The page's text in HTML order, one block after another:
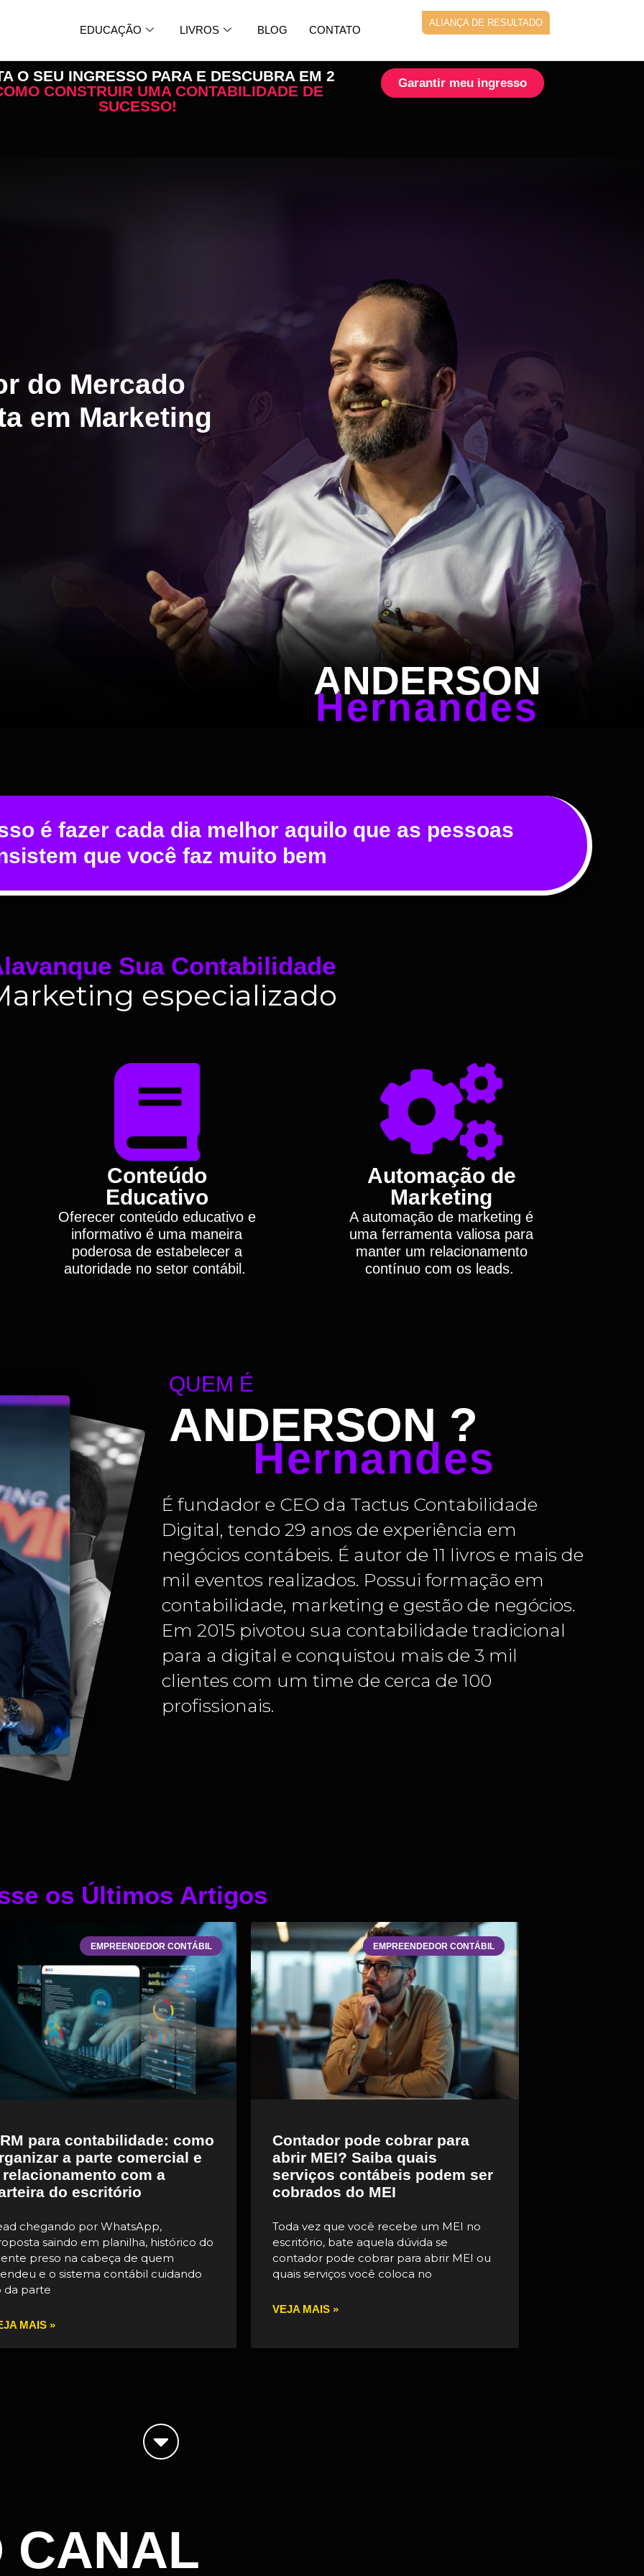
EDUCAÇÃO LIVROS BLOG CONTATO
ALIANÇA DE RESULTADO
O SEU INGRESSO PARA E DESCUBRA EM 2
CONSTRUIR UMA CONTABILIDADE DE
SUCESSO!
Garantir meu ingresso
do Mercado
em Marketing
ANDERSON
Hernandes
é fazer cada dia melhor aquilo que as pessoas
que você faz muito bem
Sua Contabilidade
especializado
Conteúdo
Educativo
Oferecer conteúdo educativo e
informativo é uma maneira
poderosa de estabelecer a
autoridade no setor contábil.
Automação de
Marketing
A automação de marketing é
uma ferramenta valiosa para
manter um relacionamento
contínuo com os leads.
QUEM É
ANDERSON ?
Hernandes
É fundador e CEO da Tactus Contabilidade
Digital, tendo 29 anos de experiência em
negócios contábeis. É autor de 11 livros e mais de
mil eventos realizados. Possui formação em
contabilidade, marketing e gestão de negócios.
Em 2015 pivotou sua contabilidade tradicional
para a digital e conquistou mais de 3 mil
clientes com um time de cerca de 100
profissionais.
os Últimos Artigos
EMPREENDEDOR CONTÁBIL
para contabilidade: como
a parte comercial e
relacionamento com a
do escritório
chegando por WhatsApp,
saindo em planilha, histórico do
preso na cabeça de quem
e o sistema contábil cuidando
da parte
MAIS »
EMPREENDEDOR CONTÁBIL
Contador pode cobrar para
abrir MEI? Saiba quais
serviços contábeis podem ser
cobrados do MEI
Toda vez que você recebe um MEI no
escritório, bate aquela dúvida se
contador pode cobrar para abrir MEI ou
quais serviços você coloca no
VEJA MAIS »
CANAL